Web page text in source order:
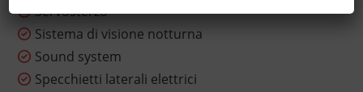
Servosterzo
Sistema di visione notturna
Sound system
Specchietti laterali elettrici